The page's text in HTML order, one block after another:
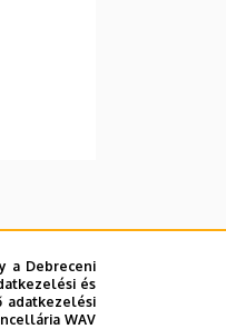
a Debreceni
és
adatkezelési
WAV